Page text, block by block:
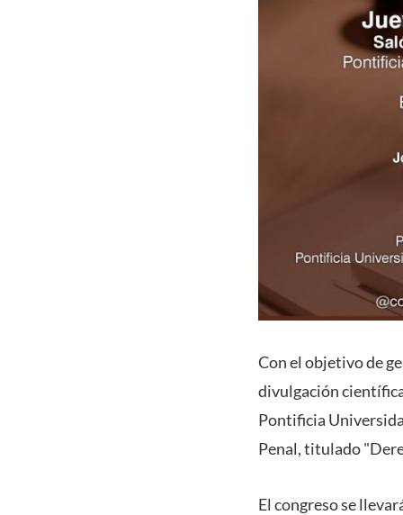
Con el objetivo de
divulgación
Pontificia
Penal, titulado
El congreso se